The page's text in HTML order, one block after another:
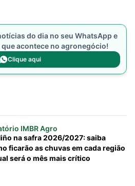
IMBR Agro
na safra 2026/2027: saiba
ficarão as chuvas em cada região
será o mês mais crítico
do dia no seu WhatsApp e
acontece no agronegócio!
Clique aqui